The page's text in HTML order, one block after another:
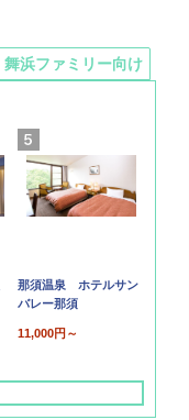
那須温泉 ホテルサン
バレー那須
11,000円～
舞浜ファミリー向け